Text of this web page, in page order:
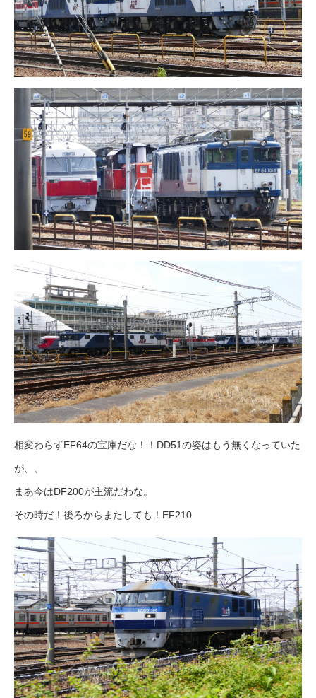
相変わらずEF64の宝庫だな！！DD51の姿はもう無くなっていた
が、、
まあ今はDF200が主流だわな。
その時だ！後ろからまたしても！EF210